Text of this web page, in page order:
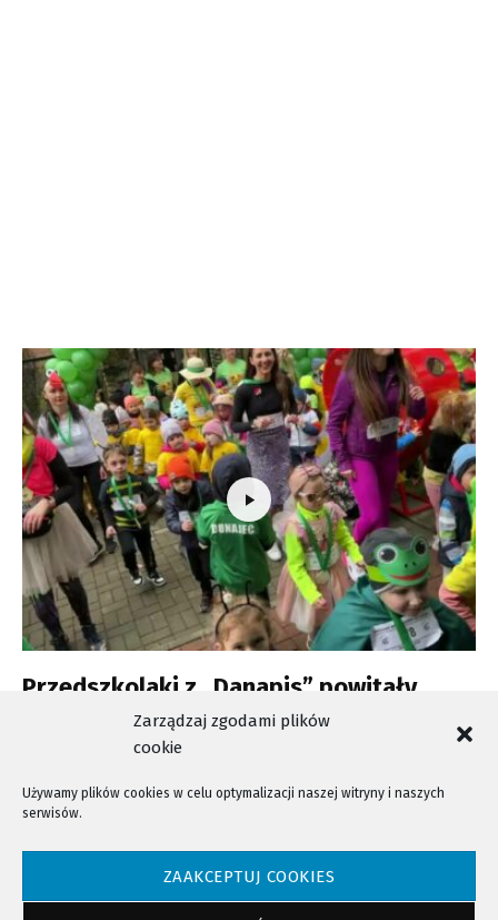
Zarządzaj zgodami plików
cookie
Używamy plików cookies w celu optymalizacji naszej witryny i naszych
serwisów.
ZAAKCEPTUJ COOKIES
Przedszkolaki z „Danapis” powitały
NTV - Nasza Telewizja Sądecka © 2023 Wszystkie prawa zastrzeżone!